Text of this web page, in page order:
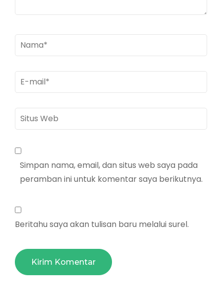
Nama*
E-
mail*
Situs
Web
Simpan nama, email, dan situs web saya pada
peramban ini untuk komentar saya berikutnya.
Beritahu saya akan tulisan baru melalui surel.